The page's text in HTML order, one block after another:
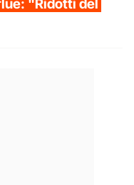
"Ridotti del